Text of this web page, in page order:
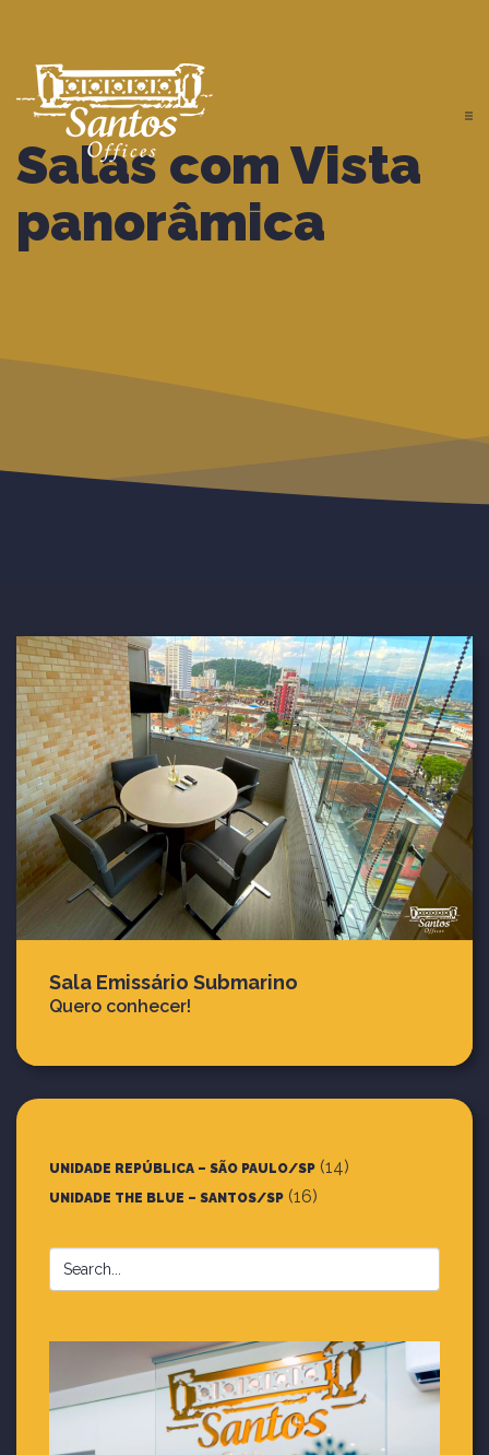
Salas com Vista
panorâmica
Sala Emissário Submarino
Quero conhecer!
UNIDADE REPÚBLICA – SÃO PAULO/SP (14)
UNIDADE THE BLUE – SANTOS/SP (16)